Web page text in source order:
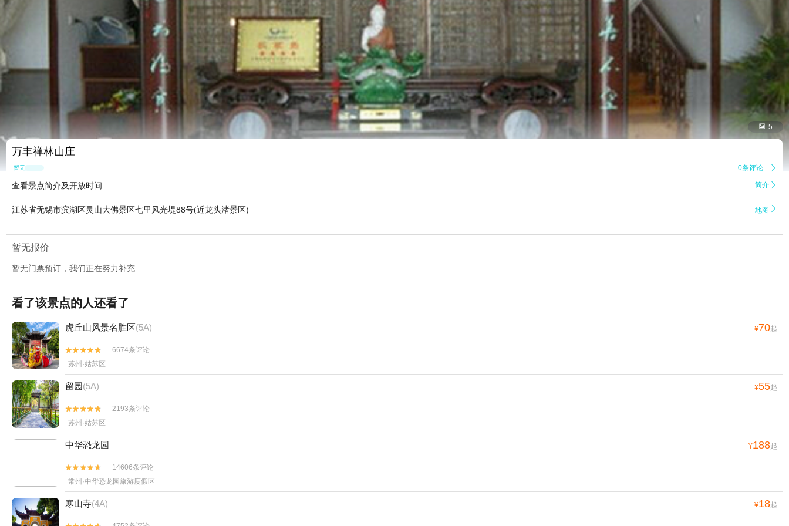
 5
万丰禅林山庄
暂无点评 0条评论 
查看景点简介及开放时间 简介 
江苏省无锡市滨湖区灵山大佛景区七里风光堤88号(近龙头渚景区) 地图 
暂无报价
暂无门票预订，我们正在努力补充
看了该景点的人还看了
虎丘山风景名胜区(5A) ¥70起


6674条评论
苏州·姑苏区
留园(5A) ¥55起


2193条评论
苏州·姑苏区
中华恐龙园 ¥188起


14606条评论
常州·中华恐龙园旅游度假区
寒山寺(4A) ¥18起